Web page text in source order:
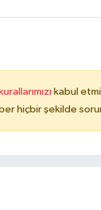
kabul
hiçbir şekilde